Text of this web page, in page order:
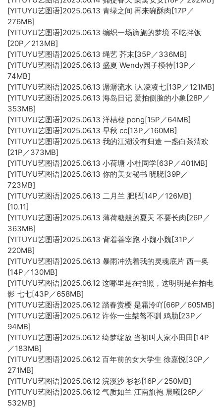
[YITUYU艺图语]2025.06.13 青绿之间 再来碗酥肉[17P／
276MB]
[YITUYU艺图语]2025.06.13 编织一场旖旎的梦境 不吃拌饭
[20P／213MB]
[YITUYU艺图语]2025.06.13 绳艺 芥末[35P／336MB]
[YITUYU艺图语]2025.06.13 盛夏 Wendy园子模特[13P／
74MB]
[YITUYU艺图语]2025.06.13 潺潺流水 i人凌凌七[13P／121MB]
[YITUYU艺图语]2025.06.13 海岛日记 爱拍侧脸的小象[28P／
353MB]
[YITUYU艺图语]2025.06.13 洋桔梗 pong[15P／64MB]
[YITUYU艺图语]2025.06.13 早秋 cc[13P／160MB]
[YITUYU艺图语]2025.06.13 我的江湖没有归途 一盏白茶清欢
[21P／373MB]
[YITUYU艺图语]2025.06.13 小荷塘 小杜同学[63P／401MB]
[YITUYU艺图语]2025.06.13 你的美女秘书 晓晓[39P／
723MB]
[YITUYU艺图语]2025.06.13 二月兰 肥肥[14P／126MB]
[10.11]
[YITUYU艺图语]2025.06.13 薄荷糖般的夏天 不要长肉[26P／
363MB]
[YITUYU艺图语]2025.06.13 背着善宰跑 小魏小魏[31P／
220MB]
[YITUYU艺图语]2025.06.13 暴雨冲洗着我的灵魂底片 西一奥
[14P／130MB]
[YITUYU艺图语]2025.06.12 这哪里是在拍照，这明明是在拍电
影 七七[43P／658MB]
[YITUYU艺图语]2025.06.12 踏春赏樱 是霜泠吖[66P／605MB]
[YITUYU艺图语]2025.06.12 许你一生桀骜不驯 鸡肋[23P／
94MB]
[YITUYU艺图语]2025.06.12 绮梦绽放 当初叫人家小田田[14P
／183MB]
[YITUYU艺图语]2025.06.12 百年前的女大学生 徐嘉悦[30P／
271MB]
[YITUYU艺图语]2025.06.12 浣溪沙 衫衫[16P／250MB]
[YITUYU艺图语]2025.06.12 气质如兰 江南旗袍 晨曦[26P／
532MB]